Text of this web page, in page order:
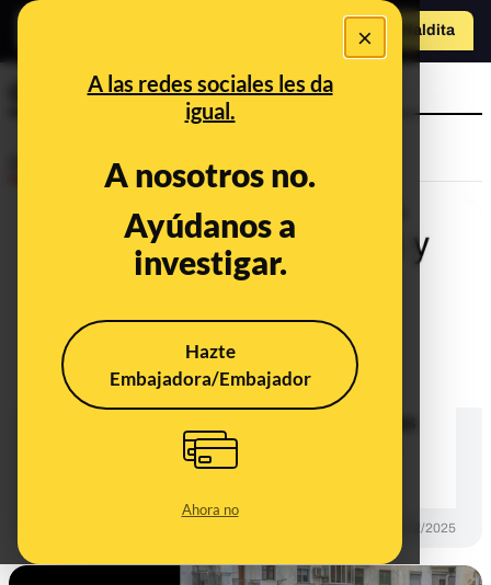
×
A las redes sociales les da
igual.
A nosotros no.
Ayúdanos a
investigar.
Hazte
Embajadora/Embajador
Ahora no
Hazte Maldito
a
Guardias Civiles
Cuidado con los contenidos que
civiles que murieron en Barbate en
febrero de 2024
18/12/2025